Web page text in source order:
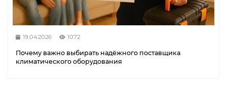
19.04.2026 1072
Почему важно выбирать надёжного поставщика
климатического оборудования